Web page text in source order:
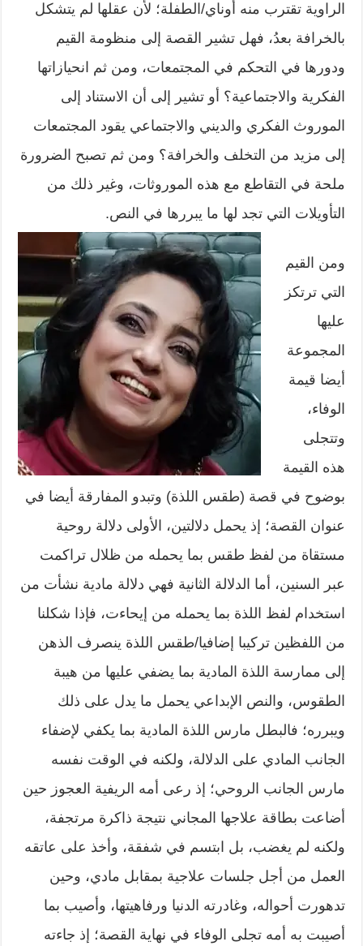
الراوية تقترب منه أوناي/الطفلة؛ لأن عقلها لم يتشكل
بالخرافة بعدُ، فهل تشير القصة إلى منظومة القيم
ودورها في التحكم في المجتمعات، ومن ثم انحيازاتها
الفكرية والاجتماعية؟ أو تشير إلى أن الاستناد إلى
الموروث الفكري والديني والاجتماعي يقود المجتمعات
إلى مزيد من التخلف والخرافة؟ ومن ثم تصبح الضرورة
ملحة في التقاطع مع هذه الموروثات، وغير ذلك من
التأويلات التي تجد لها ما يبررها في النص.
ومن القيم
التي ترتكز
عليها
المجموعة
أيضا قيمة
الوفاء،
وتتجلى
هذه القيمة
بوضوح في قصة (طقس اللذة) وتبدو المفارقة أيضا في
عنوان القصة؛ إذ يحمل دلالتين، الأولى دلالة روحية
مستقاة من لفظ طقس بما يحمله من ظلال تراكمت
عبر السنين، أما الدلالة الثانية فهي دلالة مادية نشأت من
استخدام لفظ اللذة بما يحمله من إيحاءت، فإذا شكلنا
من اللفظين تركيبا إضافيا/طقس اللذة ينصرف الذهن
إلى ممارسة اللذة المادية بما يضفي عليها من هيبة
الطقوس، والنص الإبداعي يحمل ما يدل على ذلك
ويبرره؛ فالبطل مارس اللذة المادية بما يكفي لإضفاء
الجانب المادي على الدلالة، ولكنه في الوقت نفسه
مارس الجانب الروحي؛ إذ رعى أمه الريفية العجوز حين
أضاعت بطاقة علاجها المجاني نتيجة ذاكرة مرتجفة،
ولكنه لم يغضب، بل ابتسم في شفقة، وأخذ على عاتقه
العمل من أجل جلسات علاجية بمقابل مادي، وحين
تدهورت أحواله، وغادرته الدنيا ورفاهيتها، وأصيب بما
أصيبت به أمه تجلى الوفاء في نهاية القصة؛ إذ جاءته